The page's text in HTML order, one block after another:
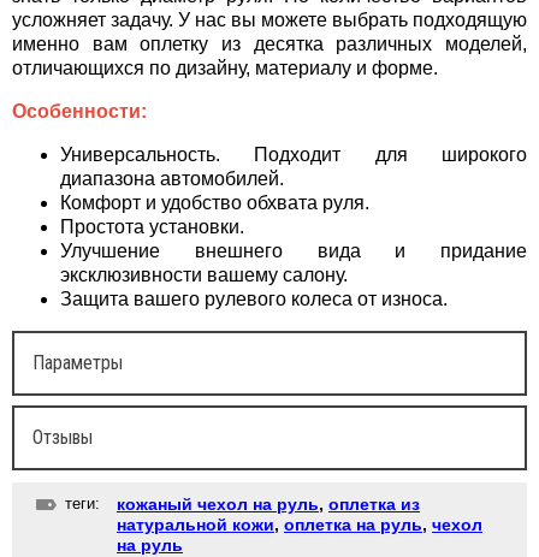
усложняет задачу. У нас вы можете выбрать подходящую
именно вам оплетку из десятка различных моделей,
отличающихся по дизайну, материалу и форме.
Особенности:
Универсальность. Подходит для широкого
диапазона автомобилей.
Комфорт и удобство обхвата руля.
Простота установки.
Улучшение внешнего вида и придание
эксклюзивности вашему салону.
Защита вашего рулевого колеса от износа.
Параметры
Отзывы
теги: кожаный чехол на руль, оплетка из
натуральной кожи, оплетка на руль, чехол
на руль